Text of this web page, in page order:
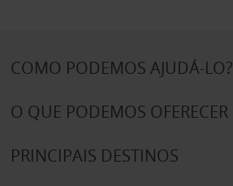
COMO PODEMOS AJUDÁ-LO?
O QUE PODEMOS OFERECER
PRINCIPAIS DESTINOS